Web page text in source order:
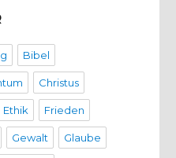
Bibel
Christus
Ethik Frieden
Gewalt Glaube